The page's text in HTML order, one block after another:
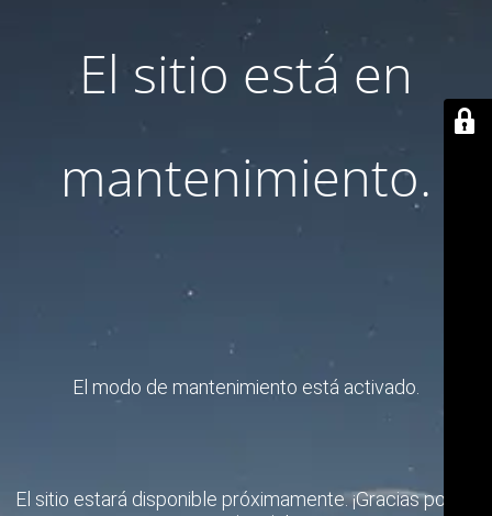
El sitio está en
mantenimiento.
El modo de mantenimiento está activado.
El sitio estará disponible próximamente. ¡Gracias por su